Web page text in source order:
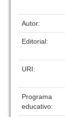
Autor:
Editorial:
URI:
Programa
educativo: